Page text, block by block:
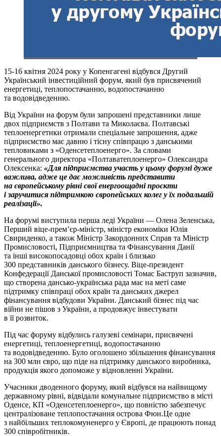
15-16 квітня 2024 року у Копенгагені відбувся Другий
Український інвестиційний форум, який був присвячений
енергетиці, теплопостачанню, водопостачанню
та водовідведенню.
Від України на форум були запрошені представники лише
двох підприємств з Полтави та Миколаєва. Полтавські
теплоенергетики отримали спеціальне запрошення, адже
підприємство має давню і тісну співпрацю з данськими
тепловиками з «Оденсетеплоенерго». За словами
генерального директора «Полтаватеплоенерго» Олександра
Олексенка: «Для підприємства участь у цьому форумі дуже
важлива, адже це дає можливість представити
на європейському рівні свої енергоощадні проєкти
і заручитися підтримкою європейських колег у їх подальшій
реалізації».
На форумі виступила перша леді України — Олена Зеленська,
Перший віце-прем’єр-міністр, міністр економіки Юлія
Свириденко, а також Міністр Закордонних Справ та Міністр
Промисловості, Підприємництва та Фінансування Данії
та інші високопосадовці обох країн і близько
300 представників данського бізнесу. Віце-президент
Конфедерації Данської промисловості Томас Баструп зазначив,
що створена дансько-українська рада має на меті саме
підтримку співпраці обох країн та данських джерел
фінансування відбудови України. Данський бізнес під час
війни не пішов з України, а продовжує інвестувати
в її розвиток.
Під час форуму відбулись галузеві семінари, присвячені
енергетиці, теплоенергетиці, водопостачанню
та водовідведенню. Було оголошено збільшення фінансування
на 300 млн євро, що піде на підтримку данського виробника,
продукція якого допоможе у відновленні України.
Учасники дводенного форуму, який відбувся на найвищому
державному рівні, відвідали комунальне підприємство в місті
Оденсе, КП «Оденсетеплоенерго», що повністю забезпечує
централізоване теплопостачання острова Фюн.Це одне
з найбільших теплокомуненерго у Європі, де працюють понад
300 співробітників.